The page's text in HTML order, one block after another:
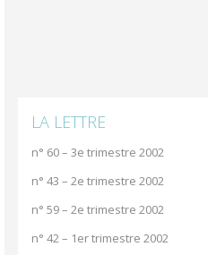
LA LETTRE
n° 60 – 3e trimestre 2002
n° 43 – 2e trimestre 2002
n° 59 – 2e trimestre 2002
n° 42 – 1er trimestre 2002